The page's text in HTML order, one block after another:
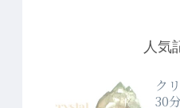
人気
ク
30